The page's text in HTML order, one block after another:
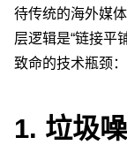
待传统的海外媒
层逻辑是“链接平
致命的技术瓶颈：
1. 垃圾